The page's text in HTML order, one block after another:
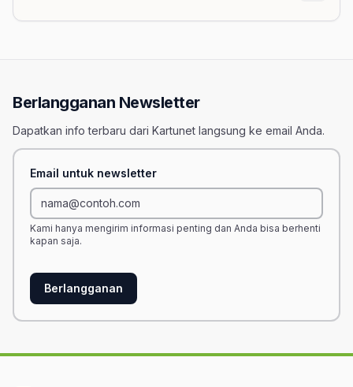
Berlangganan Newsletter
Dapatkan info terbaru dari Kartunet langsung ke email Anda.
Email untuk newsletter
Kami hanya mengirim informasi penting dan Anda bisa berhenti
kapan saja.
Berlangganan